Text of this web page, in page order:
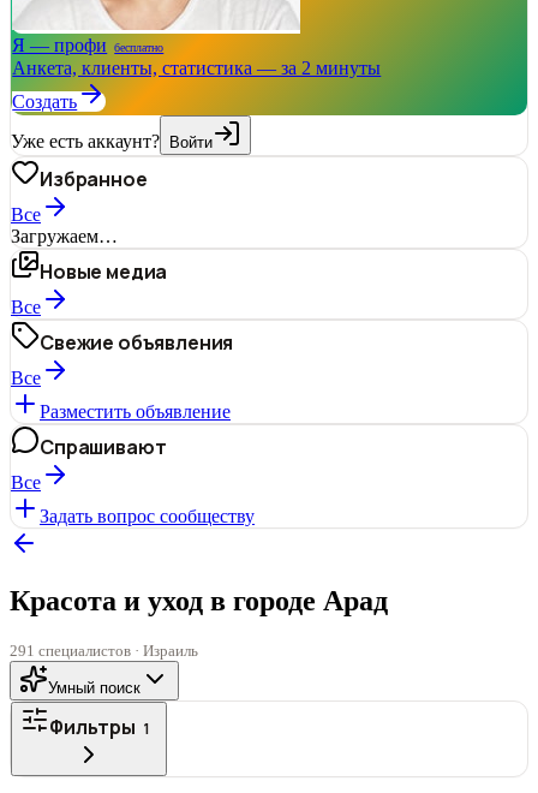
Я — профи бесплатно
Анкета, клиенты, статистика — за 2 минуты
Создать
Уже есть аккаунт? Войти
Избранное
Все
Загружаем…
Новые медиа
Все
Свежие объявления
Все
Разместить объявление
Спрашивают
Все
Задать вопрос сообществу
Красота и уход в городе Арад
291 специалистов · Израиль
Умный поиск
Фильтры 1